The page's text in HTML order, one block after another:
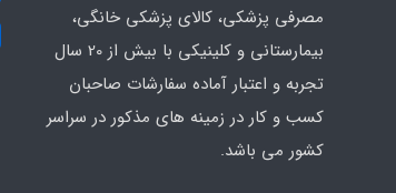
مصرفی پزشکی، کالای پزشکی خانگی،
بیمارستانی و کلینیکی با بیش از 20 سال
تجربه و اعتبار آماده سفارشات صاحبان
کسب و کار در زمینه های مذکور در سراسر
کشور می باشد.